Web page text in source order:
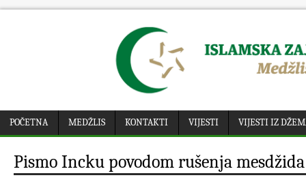
POČETNA MEDŽLIS KONTAKTI VIJESTI VIJESTI IZ
Pismo Incku povodom rušenja